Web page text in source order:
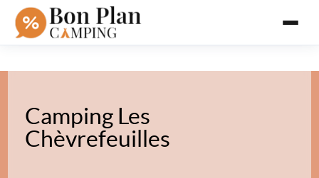
Camping Les
Chèvrefeuilles